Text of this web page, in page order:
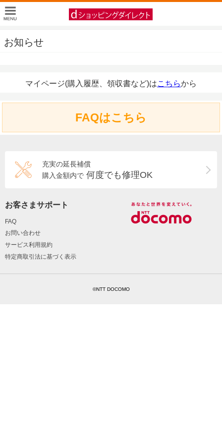
お知らせ
マイページ(購入履歴、領収書など)はこちらから
FAQはこちら
充実の延長補償
購入金額内で 何度でも修理OK
お客さまサポート
FAQ
お問い合わせ
サービス利用規約
特定商取引法に基づく表示
©NTT DOCOMO